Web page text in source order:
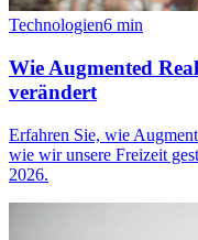
Technologien6 min
Wie Augmented
verändert
Erfahren Sie, wie
wie wir unsere Freizeit
2026.